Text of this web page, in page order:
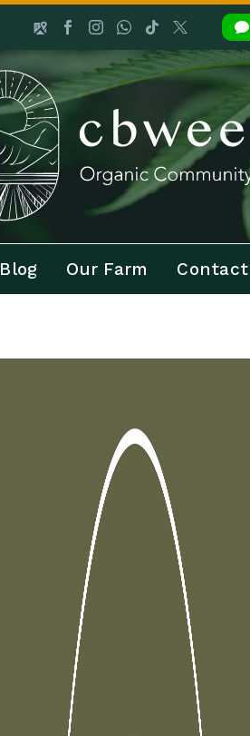

Blog Our Farm Contact